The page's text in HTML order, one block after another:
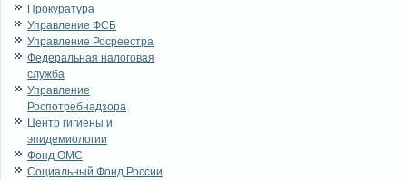
Прокуратура
Управление ФСБ
Управление Росреестра
Федеральная налоговая
служба
Управление
Роспотребнадзора
Центр гигиены и
эпидемиологии
Фонд ОМС
Социальный Фонд России